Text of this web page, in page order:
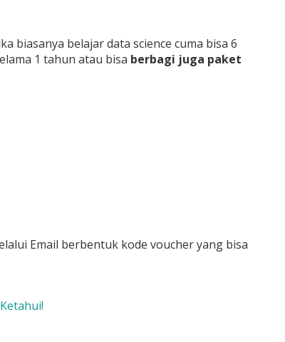
biasanya belajar data science cuma bisa 6
1 tahun atau bisa berbagi juga paket
Email berbentuk kode voucher yang bisa